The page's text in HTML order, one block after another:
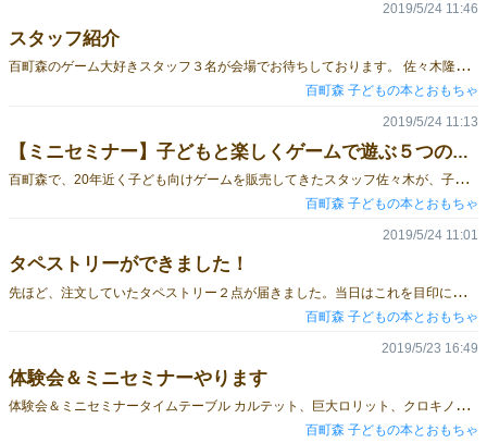
スタッフ紹介
百
町森のゲーム大好きスタッフ３名が会場でお待ちしております。 佐々木隆行 2000年ごろから、なんとなく百町森のゲーム担当に。なので、古いゲームについては変に詳しい。 2007年４月からは、「ゲームの日」という親子向けゲーム体験会をほぼ毎月開催して、多くの子どもたちと様々な子どもゲームで遊んできた（現在も継続中）。幼稚園・保育園・児童館でのゲーム研修や子ども向けのゲーム会（静岡県内）に出向いている。 「絵本の読み聞かせ」のように、「家族でゲーム」することを家庭に広げたいという野望を抱いている。 神田右京 ゲームが大好きで、ゲームについて学び、作りたいという思いで百町森に入社。百町森の営業担当として、静岡県内の保育園や幼稚園、児童館などに出向いている。 友人たちと「スタジオくるくる」を設立。2017年秋のゲームマーケットで「オクタゴン」を発表し、ゲーム作家デビュー。翌2018年には「ゆびリンピック」を発表する。 山崎治 百町森の最若手スタッフ。やはりゲームが大好きで、「静岡市ゲーム会 ランスロット」を主宰。百町森あそび村を借りて、ゲーム会を開催している。 大人向けのゲームはもちろん、児童クラブ（学童）に勤務していた経験を生かして、子ども向けのゲームにめっぽう詳しい。 また、最新のゲーム情報もキャッチアップしているので、わからないことを聞けば大抵答えてくれる。神田の同人ゲーム制作においては、カードやボードなどをガンガン試作してくれる強力な助っ人。
2019/5/24 11:46
百町森 子どもの本とおもちゃ
【ミニセミナー】子どもと楽しくゲームで遊ぶ５つのコツ（仮）
百
町森で、20年近く子ども向けゲームを販売してきたスタッフ佐々木が、子どもとゲームで遊ぶ時のコツや選び方などをお伝えします。 お母さんやお父さんには、よく「ゲーム遊びはお父さんに協力してもらってください」とお話ししています。このゲームマーケットにいらっしゃるお父さんは、もともとゲーム好きでしょうから、お子さんとゲームで遊んでくださるのは間違いないと思います。 ただ逆に、ゲーム好きゆえに悩んでいるお父さんもいらっしゃると思います。例えば、つい難しいゲームを選んでしまう。例えば、つい子どものプレイに口を出してしまう。そんな方に役立てたらよいなと思っています。 また、たくさんある子ども向けのゲームのどれを選べば良いかや、兄弟が一緒に遊ぶのにお薦めのゲーム、発達段階に応じたゲーム選び、ひいては「カタンまでのロードマップ」なんて話も時間が許せばしたいと考えています。
2019/5/24 11:13
百町森 子どもの本とおもちゃ
タペストリーができました！
先
ほど、注文していたタペストリー２点が届きました。当日はこれを目印にしてご来場ください。お待ちしております。
2019/5/24 11:01
百町森 子どもの本とおもちゃ
体験会＆ミニセミナーやります
体
験会＆ミニセミナータイムテーブル カルテット、巨大ロリット、クロキノールの３つのゲームの体験会を時間を決めて行います。ゲームコーナーにも置いておきますので、いつでも遊んでいただけますが、人数が多い方が楽しいので、よかったらその時間に集まってください。 また、スタッフ佐々木によるミニセミナーも開催します。 あくまで予定です。変更になる場合もありますので、ご了承ください。 10:00 開場 11:00 カルテット体験会（30分） 12:00 巨大ロリット体験会（45分） 13:00 ミニセミナー（30分） 14:00 ミニセミナー（30分） 15:00 クロキノール体験会（30分） 16:00 巨大ロリット体験会（45分） 17:00 終了
2019/5/23 16:49
百町森 子どもの本とおもちゃ